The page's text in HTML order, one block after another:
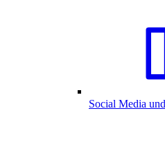
Social Media